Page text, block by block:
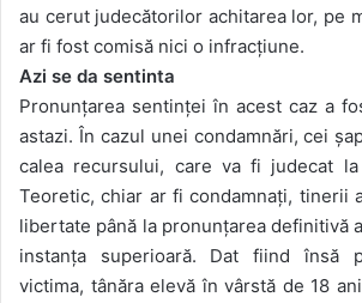
au cerut judecătorilor achitarea lor, pe
ar fi fost comisă nici o infracțiune.
Azi se da sentinta
Pronunțarea sentinței în acest caz a
astazi. În cazul unei condamnări, cei
calea recursului, care va fi judecat la
Teoretic, chiar ar fi condamnați, tinerii
libertate până la pronunțarea definitivă
instanța superioară. Dat fiind însă
victima, tânăra elevă în vârstă de 18